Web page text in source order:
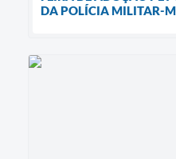
DA POLÍCIA MILITAR-